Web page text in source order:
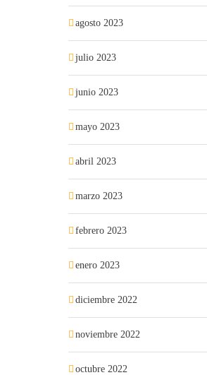
agosto 2023
julio 2023
junio 2023
mayo 2023
abril 2023
marzo 2023
febrero 2023
enero 2023
diciembre 2022
noviembre 2022
octubre 2022